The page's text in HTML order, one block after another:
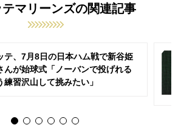
マリーンズの関連記事
テ、7月8日の日本ハム戦で新谷姫
んが始球式「ノーバンで投げれる
練習沢山して挑みたい」